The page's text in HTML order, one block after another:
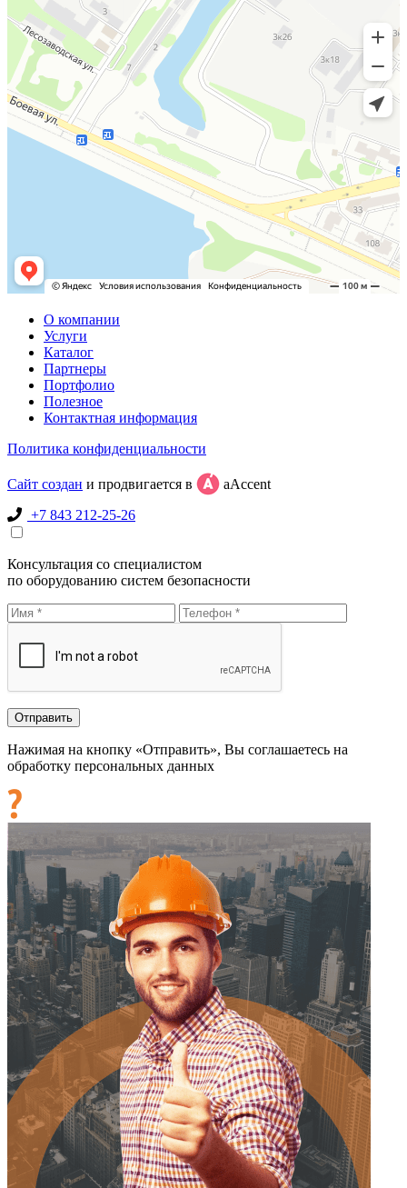
О компании
Услуги
Каталог
Партнеры
Портфолио
Полезное
Контактная информация
Политика конфиденциальности
Сайт создан и продвигается в
aAccent
+7 843 212-25-26
Консультация со специалистом
по оборудованию систем безопасности
Нажимая на кнопку «Отправить», Вы соглашаетесь на
обработку персональных данных